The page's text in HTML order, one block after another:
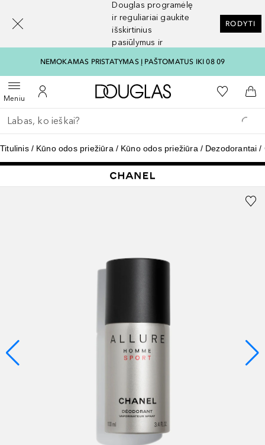
Douglas programėlę
ir reguliariai gaukite
išskirtinius
pasiūlymus ir
RODYTI
NEMOKAMAS PRISTATYMAS Į PAŠTOMATUS IKI 08 09
MeniuAtidaryti meniuĮ mano paskyrą
Į Douglas pagrindinį
Į mano
Į
Grįžk atgal
Vykdykite paiešką
Titulinis Kūno odos priežiūra Kūno odos priežiūra Dezodorantai
[navigation.slideout.screenreader]